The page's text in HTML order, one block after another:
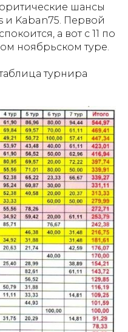
шансы
и Kaban75. Первой
а вот с 11 по
ноябрьском туре.
турнира